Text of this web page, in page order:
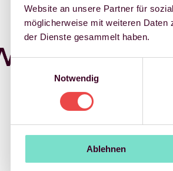
Website an unsere Partner für
möglicherweise mit weiteren Daten
der Dienste gesammelt haben.
Einwilligungsauswahl
Notwendig
Ablehnen